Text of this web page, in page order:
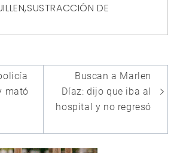
,SUSTRACCIÓN DE
mató
Buscan a Marlen
Díaz: dijo que iba al
hospital y no regresó